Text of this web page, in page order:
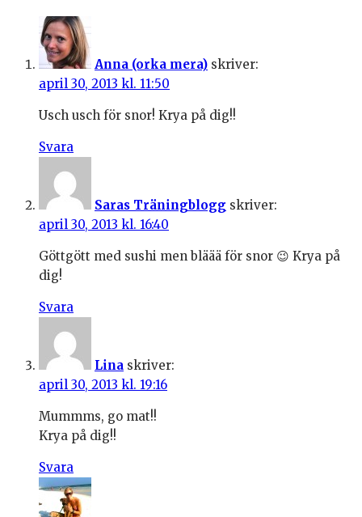
Anna (orka mera) skriver:
april 30, 2013 kl. 11:50
Usch usch för snor! Krya på dig!!
Svara
Saras Träningblogg skriver:
april 30, 2013 kl. 16:40
Göttgött med sushi men bläää för snor 😉 Krya på
dig!
Svara
Lina skriver:
april 30, 2013 kl. 19:16
Mummms, go mat!!
Krya på dig!!
Svara